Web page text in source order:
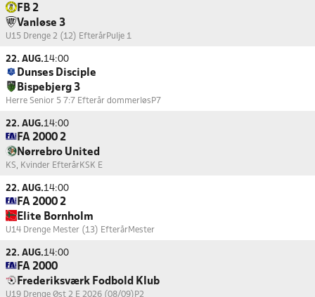
FB 2
Vanløse 3
U15 Drenge 2 (12) EfterårPulje 1
22. AUG.14:00
Dunses Disciple
Bispebjerg 3
Herre Senior 5 7:7 Efterår dommerløs P7
22. AUG.14:00
FA 2000 2
Nørrebro United
KS, Kvinder EfterårKSK E
22. AUG.14:00
FA 2000 2
Elite Bornholm
U14 Drenge Mester (13) EfterårMester
22. AUG.14:00
FA 2000
Frederiksværk Fodbold Klub
U19 Drenge Øst 2 E 2026 (08/09) P2